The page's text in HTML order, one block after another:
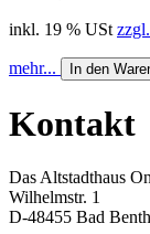
inkl. 19 % USt
mehr... In den
Kontakt
Das Altstadthaus
Wilhelmstr. 1
D-48455 Bad